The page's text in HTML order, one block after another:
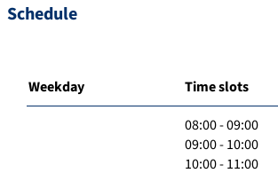
Schedule
Weekday Time slots
08:00 - 09:00
09:00 - 10:00
10:00 - 11:00